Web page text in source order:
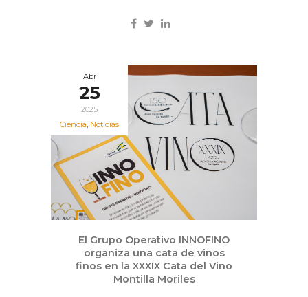
Abr
25
2025
Ciencia, Noticias
El Grupo Operativo INNOFINO
organiza una cata de vinos
finos en la XXXIX Cata del Vino
Montilla Moriles